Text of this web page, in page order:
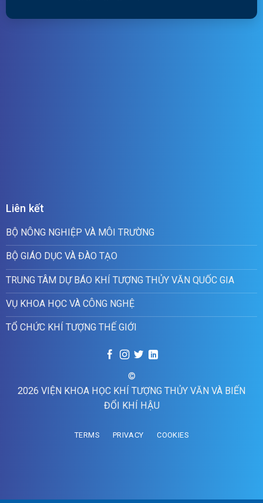
Liên kết
BỘ NÔNG NGHIỆP VÀ MÔI TRƯỜNG
BỘ GIÁO DỤC VÀ ĐÀO TẠO
TRUNG TÂM DỰ BÁO KHÍ TƯỢNG THỦY VĂN QUỐC GIA
VỤ KHOA HỌC VÀ CÔNG NGHỆ
TỔ CHỨC KHÍ TƯỢNG THẾ GIỚI
©
2026 VIỆN KHOA HỌC KHÍ TƯỢNG THỦY VĂN VÀ BIẾN
ĐỔI KHÍ HẬU
TERMS PRIVACY COOKIES